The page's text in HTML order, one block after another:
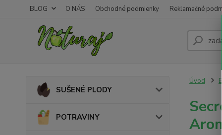
BLOG O NÁS Obchodné podmienky Reklamačné
SUŠENÉ PLODY
POTRAVINY
Úvod